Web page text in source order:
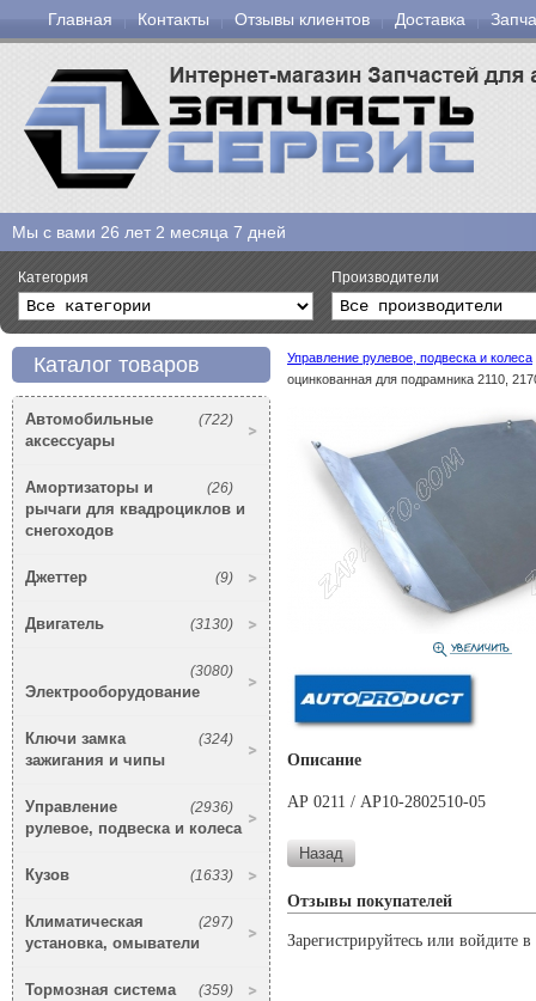
Главная Контакты Отзывы клиентов Доставка
Мы с вами 26 лет 2 месяца 7 дней
Категория Производители
Каталог товаров
(722)
Автомобильные
аксессуары
(26)
Амортизаторы и
рычаги для квадроциклов и
снегоходов
(9)
Джеттер
(3130)
Двигатель
(3080)
Электрооборудование
(324)
Ключи замка
зажигания и чипы
(2936)
Управление
рулевое, подвеска и колеса
(1633)
Кузов
(297)
Климатическая
установка, омыватели
(359)
Тормозная система
Управление рулевое, подвеска и колеса
оцинкованная для подрамника 2110,
Описание
АР 0211 / АР10-2802510-05
Отзывы покупателей
Зарегистрируйтесь или войдите